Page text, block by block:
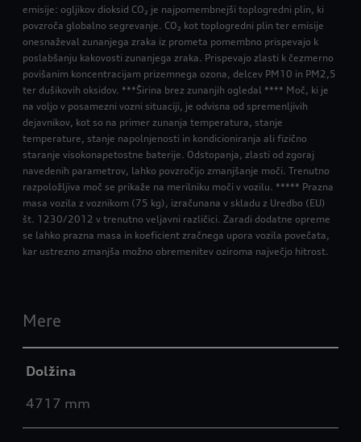
emisije: ogljikov dioksid CO₂ je najpomembnejši toplogredni plin, ki
povzroča globalno segrevanje. CO₂ kot toplogredni plin ter emisije
onesnaževal zunanjega zraka iz prometa pomembno prispevajo k
poslabšanju kakovosti zunanjega zraka. Prispevajo zlasti k čezmerno
povišanim koncentracijam prizemnega ozona, delcev PM10 in PM2,5
ter dušikovih oksidov. ***Širina brez zunanjih ogledal **** Moč, ki je
na voljo v posamezni vozni situaciji, je odvisna od spremenljivih
dejavnikov, kot so na primer zunanja temperatura, stanje
temperature, stanje napolnjenosti in kondicioniranja ali fizično
staranje visokonapetostne baterije. Odstopanja, zlasti od zgoraj
navedenih parametrov, lahko povzročijo zmanjšanje moči. Trenutno
razpoložljiva moč se prikaže na merilniku moči v vozilu. ***** Prazna
masa vozila z voznikom (75 kg), izračunana v skladu z Uredbo (EU)
št. 1230/2012 v trenutno veljavni različici. Zaradi dodatne opreme
se lahko prazna masa in koeficient zračnega upora vozila povečata,
kar ustrezno zmanjša možno obremenitev oziroma največjo hitrost.
Mere
Dolžina
4717 mm